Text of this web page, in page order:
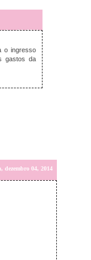
04, 2014
o ingresso
gastos da
dezembro 04, 2014